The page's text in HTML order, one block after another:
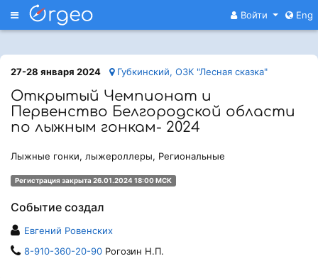
Меню Войти Eng
27-28 января 2024 Губкинский, ОЗК "Лесная сказка"
Открытый Чемпионат и
Первенство Белгородской области
по лыжным гонкам- 2024
Лыжные гонки, лыжероллеры, Региональные
Регистрация закрыта 26.01.2024 18:00 МСК
Событие создал
Евгений Ровенских
8-910-360-20-90 Рогозин Н.П.